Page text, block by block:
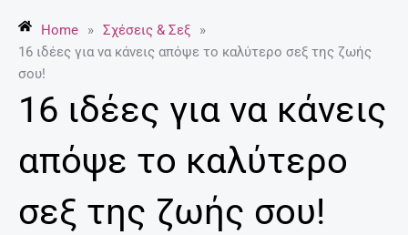
-
f
p
Home » Σχέσεις & Σεξ
»
16 ιδέες για να κάνεις απόψε το καλύτερο σεξ της ζωής
σου!
16 ιδέες για να κάνεις
απόψε το καλύτερο
σεξ της ζωής σου!